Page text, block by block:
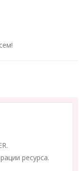
ресурса.